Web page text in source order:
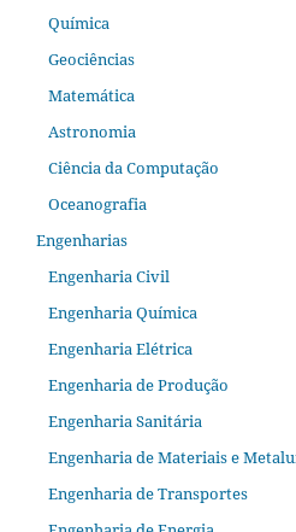
Química
Geociências
Matemática
Astronomia
Ciência da Computação
Oceanografia
Engenharias
Engenharia Civil
Engenharia Química
Engenharia Elétrica
Engenharia de Produção
Engenharia Sanitária
Engenharia de Materiais e
Engenharia de Transportes